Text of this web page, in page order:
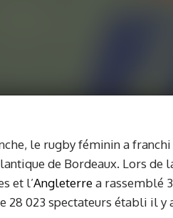
le rugby féminin a franchi
de Bordeaux. Lors de
et l’Angleterrea rassemblé
28 023 spectateurs établi il y